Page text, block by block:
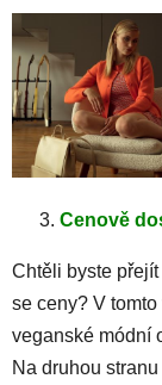
Cenově
Chtěli byste
se ceny? V
veganské módní
Na druhou